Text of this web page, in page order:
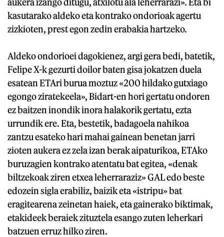
kasutarako aldeko eta kontrako ondorioak agertu
zizkioten, prest egon zedin erabakia hartzeko.
Aldeko ondorioei dagokienez, argi gera bedi, batetik,
Felipe X-k gezurti doilor baten gisa jokatzen duela
esatean ETAri burua moztuz «200 hildako gutxiago
egongo ziratekeela», Bidart-en hori gertatu ondoren
ez baitzen inondik inora halakorik gertatu, ezta
urrundik ere. Eta, bestetik, badagoela nahikoa
zantzu esateko hari mahai gainean benetan jarri
zioten aukera ez zela izan berak aipaturikoa, ETAko
buruzagien kontrako atentatu bat egitea, «denak
biltzekoak ziren etxea leherraraziz» GAL edo beste
edozein sigla erabiliz, baizik eta «istripu» bat
eragitearena zeinetan haiek, eta gainerako biktimak,
etakideek beraiek zituztela esango zuten leherkari
batzuen erruz hilko ziren.